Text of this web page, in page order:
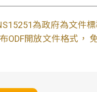
為政府為文件
ODF開放文件格式，